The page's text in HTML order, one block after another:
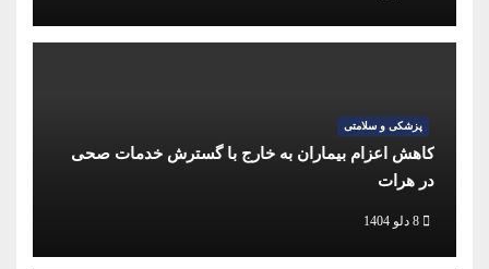
پزشکی و سلامتی
کاهش اعزام بیماران به خارج با گسترش خدمات صحی
در هرات
8 دلو 1404